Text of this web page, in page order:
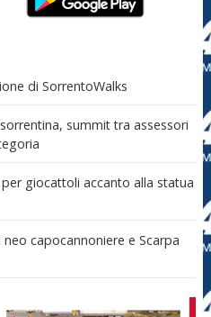
di SorrentoWalks
summit tra assessori
giocattoli accanto alla statua
capocannoniere e Scarpa